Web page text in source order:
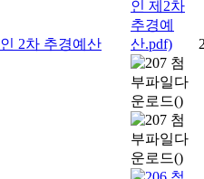
2차 추경예산